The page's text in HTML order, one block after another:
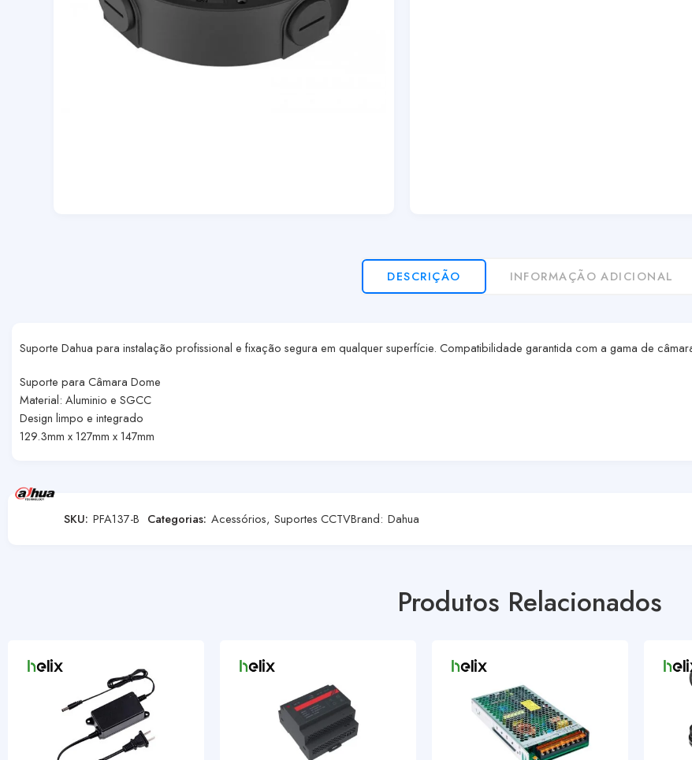
DESCRIÇÃO INFORMAÇÃO ADICIONAL
Suporte Dahua para instalação profissional e fixação segura em qualquer superfície. Compatibilidade garantida com a gama de
Suporte para Câmara Dome
Material: Aluminio e SGCC
Design limpo e integrado
129.3mm x 127mm x 147mm
SKU: PFA137-B Categorias: Acessórios, Suportes CCTVBrand: Dahua
Produtos Relacionados